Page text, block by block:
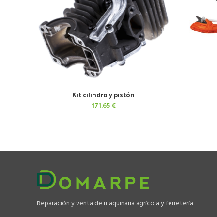
AÑADIR AL CARRITO
Kit cilindro y pistón
171.65€
Reparación y venta de maquinaria agrícola y ferretería